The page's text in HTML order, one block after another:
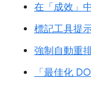
在「成效」
標記工具提
強制自動重
「最佳化